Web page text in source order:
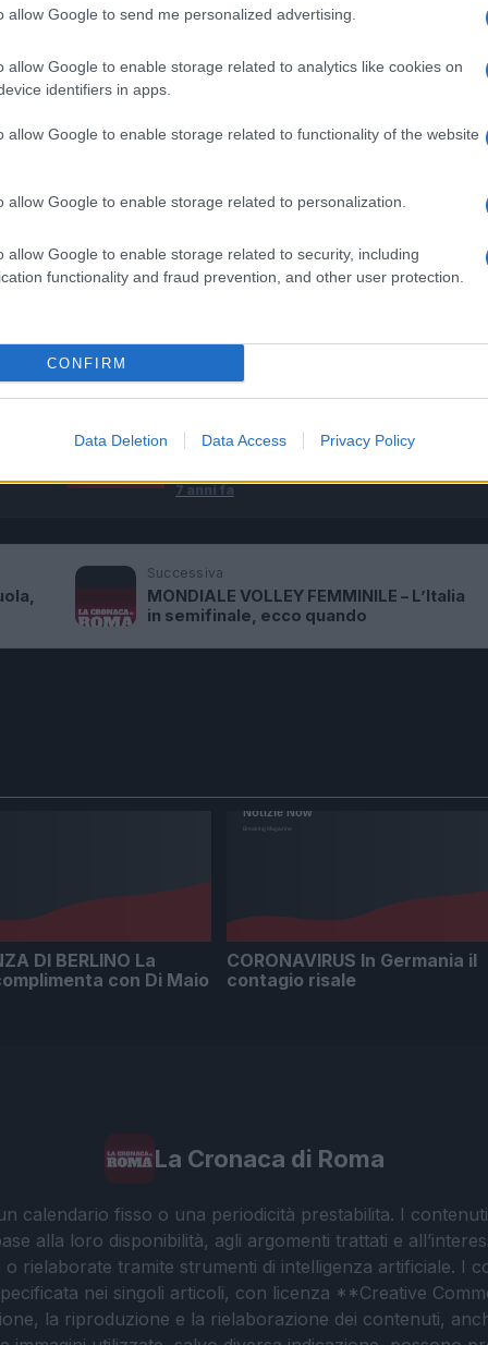
allow Google to send me personalized advertising.
allow Google to enable storage related to analytics like cookies on
identifiers in apps.
allow Google to enable storage related to functionality of the website
allow Google to enable storage related to personalization.
allow Google to enable storage related to security, including
functionality and fraud prevention, and other user protection.
CONFIRM
Data Deletion Data Access Privacy Policy
un colloquio molto cordiale, molto sereno. Ho
la logica e l’impostazione della prospettiva
Abbiamo invertito l’ordine e l’impostazione sin qui
assicurare crescita al Paese e quei decimali di
della nostra economia e le sue potenzialità.
entrambi d’accordo che la linea deve essere
Merkel si complimenta con Di
7 anni fa
Successiva
MONDIALE VOLLEY FEMMINILE – L’Italia
in semifinale, ecco quando
DI BERLINO La
con Di Maio
CORONAVIRUS In Germania il
contagio risale
La Cronaca di Roma
calendario fisso o una periodicità prestabilita. I
alla loro disponibilità, agli argomenti trattati e
rielaborate tramite strumenti di intelligenza artificiale. I
nei singoli articoli, con licenza **Creative
la riproduzione e la rielaborazione dei contenuti,